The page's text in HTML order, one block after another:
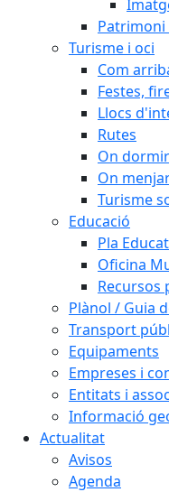
Turisme i oci
Com
Festes,
Llocs
Rutes
On dormir
On
Turisme
Educació
Pla
Oficina
Recursos
Plànol / Guia
Transport
Equipaments
Empreses i
Entitats i
Informació
Actualitat
Avisos
Agenda